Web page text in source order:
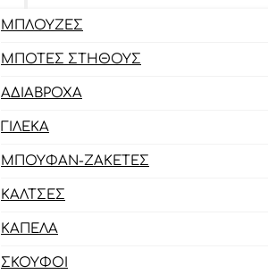
ΜΠΛΟΎΖΕΣ
ΜΠΌΤΕΣ ΣΤΉΘΟΥΣ
ΑΔΙΆΒΡΟΧΑ
ΓΙΛΈΚΑ
ΜΠΟΥΦΆΝ-ΖΑΚΈΤΕΣ
ΚΆΛΤΣΕΣ
ΚΑΠΈΛΑ
ΣΚΟΎΦΟΙ